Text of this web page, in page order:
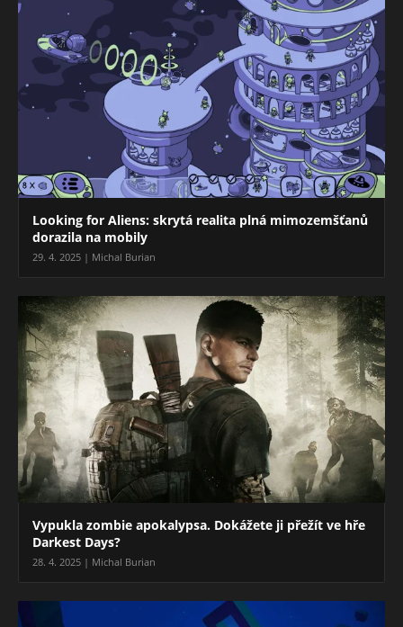
Looking for Aliens: skrytá realita plná mimozemšťanů
dorazila na mobily
29. 4. 2025 | Michal Burian
Vypukla zombie apokalypsa. Dokážete ji přežít ve hře
Darkest Days?
28. 4. 2025 | Michal Burian